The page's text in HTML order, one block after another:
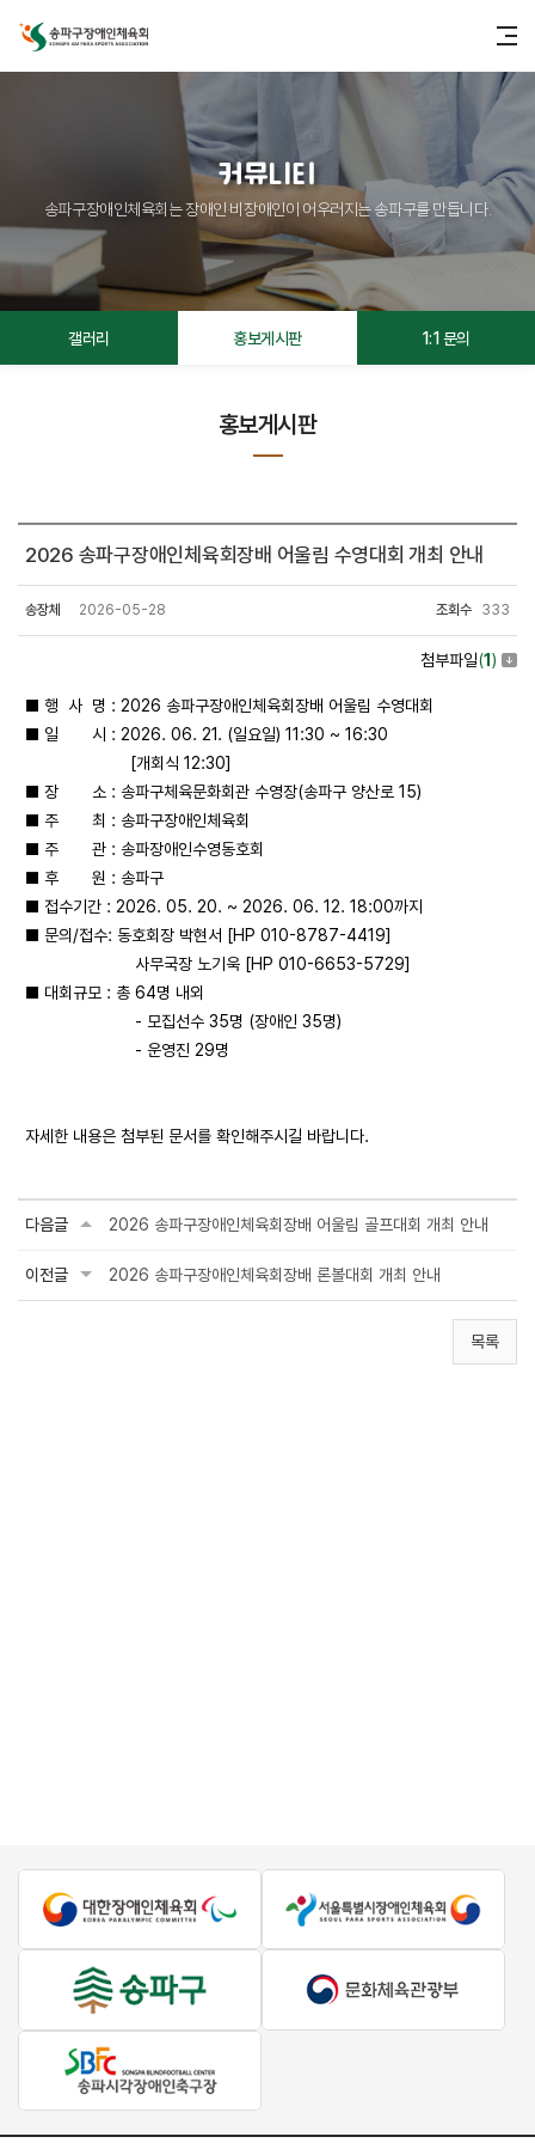
커뮤니티
송파구장애인체육회는 장애인·비장애인이 어우러지는 송파구를 만듭니다.
갤러리 홍보게시판 1:1 문의
홍보게시판
2026 송파구장애인체육회장배 어울림 수영대회 개최 안내
송장체 2026-05-28 조회수 333
첨부파일(1 )
■ 행 사 명 : 2026 송파구장애인체육회장배 어울림 수영대회
■ 일 시 : 2026. 06. 21. (일요일) 11:30 ~ 16:30
[개회식 12:30]
■ 장 소 : 송파구체육문화회관 수영장(송파구 양산로 15)
■ 주 최 : 송파구장애인체육회
■ 주 관 : 송파장애인수영동호회
■ 후 원 : 송파구
■ 접수기간 : 2026. 05. 20. ~ 2026. 06. 12. 18:00까지
■ 문의/접수: 동호회장 박현서 [HP 010-8787-4419]
사무국장 노기욱 [HP 010-6653-5729]
■ 대회규모 : 총 64명 내외
- 모집선수 35명 (장애인 35명)
- 운영진 29명
자세한 내용은 첨부된 문서를 확인해주시길 바랍니다.
다음글 2026 송파구장애인체육회장배 어울림 골프대회 개최 안내
이전글 2026 송파구장애인체육회장배 론볼대회 개최 안내
목록